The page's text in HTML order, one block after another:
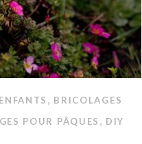
, BRICOLAGES
POUR PÂQUES , DIY